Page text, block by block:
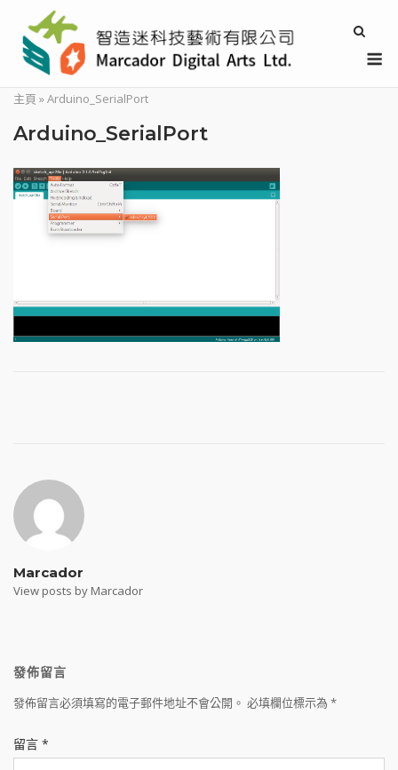
content
主頁 »Arduino_SerialPort
Arduino_SerialPort
Marcador
View posts by Marcador
發佈留言
發佈留言必須填寫的電子郵件地址不會公開。 必填欄位標示為 *
留言 *